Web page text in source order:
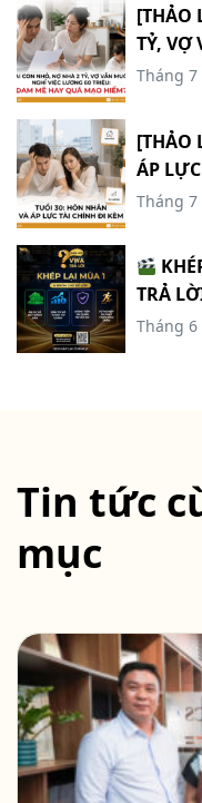
[THẢO
TỶ, VỢ
60
Tháng 7
[THẢO
Tháng 7
TRẢ
Tháng 6
Tin tức
mục